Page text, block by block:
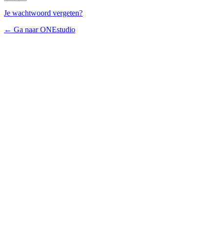
Je wachtwoord vergeten?
← Ga naar ONEstudio